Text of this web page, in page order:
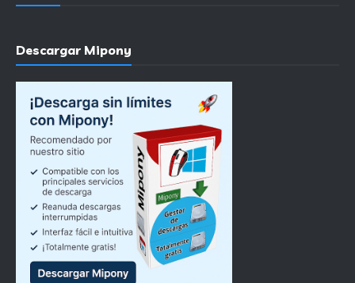
Descargar Mipony